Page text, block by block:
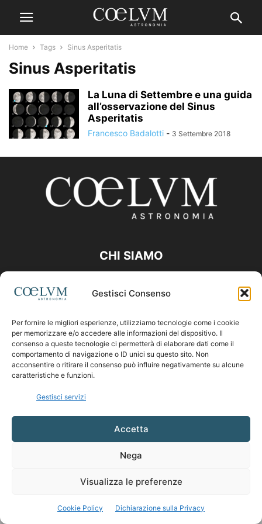
Gestisci Consenso
Per fornire le migliori esperienze, utilizziamo tecnologie come i cookie
per memorizzare e/o accedere alle informazioni del dispositivo. Il
consenso a queste tecnologie ci permetterà di elaborare dati come il
comportamento di navigazione o ID unici su questo sito. Non
acconsentire o ritirare il consenso può influire negativamente su alcune
caratteristiche e funzioni.
Gestisci servizi
Accetta
Nega
Visualizza le preferenze
Cookie Policy Dichiarazione sulla Privacy
Home Tags Sinus Asperitatis
Sinus Asperitatis
La Luna di Settembre e una guida
all’osservazione del Sinus
Asperitatis
Francesco Badalotti - 3 Settembre 2018
CHI SIAMO
Contattaci:coelumastro@coelum.com
SEGUICI